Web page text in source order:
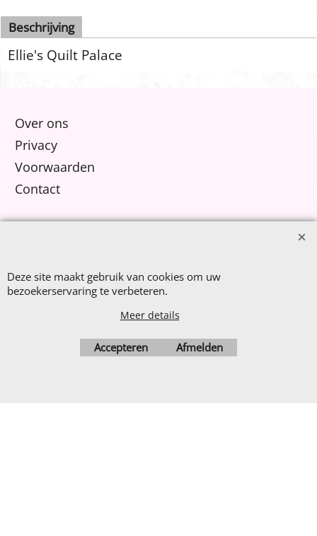
Beschrijving
Ellie's Quilt Palace
Over ons
Privacy
Voorwaarden
Contact
After Summer Sale
Webwinkel gemaakt met
ShopFactory webwinkel
Deze site maakt gebruik van cookies om uw
bezoekerservaring te verbeteren.
Meer details
Accepteren Afmelden